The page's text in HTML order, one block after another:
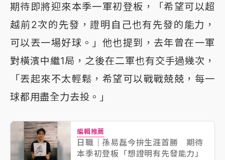
期待即將迎來本季一軍初登板，「希望可以超
越前2次的先發，證明自己也有先發的能力，
可以丟一場好球。」他也提到，去年曾在一軍
對橫濱中繼1局，之後在二軍也有交手過幾次，
「丟起來不太輕鬆，希望可以戰戰兢兢，每一
球都用盡全力去投。」
編輯推薦
日職｜孫易磊今拚生涯首勝 期待
本季初登板「想證明有先發能力」